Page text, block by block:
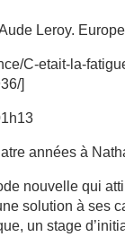
Leroy.
C-etait-la-
]
années à
nouvelle qui
solution à ses
un stage